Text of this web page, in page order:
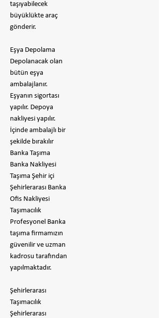
taşıyabilecek
büyüklükte araç
gönderir.
Eşya Depolama
Depolanacak olan
bütün eşya
ambalajlanır.
Eşyanın sigortası
yapılır. Depoya
nakliyesi yapılır.
İçinde ambalajlı bir
şekilde bırakılır
​Banka Taşıma
Banka Nakliyesi
Taşıma Şehir içi
Şehirlerarası Banka
Ofis Nakliyesi
Taşımacılık
Profesyonel Banka
taşıma firmamızın
güvenilir ve uzman
kadrosu tarafından
yapılmaktadır.
Şehirlerarası
Taşımacılık
Şehirlerarası